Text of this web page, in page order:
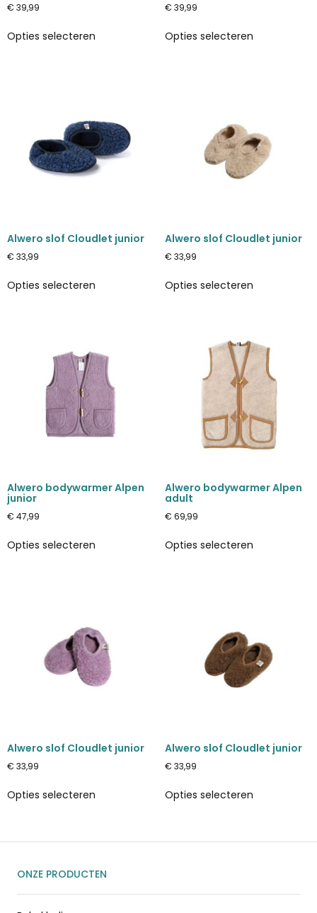
€ 39,99
Opties selecteren
€ 39,99
Opties selecteren
Alwero slof Cloudlet junior
€ 33,99
Opties selecteren
Alwero slof Cloudlet junior
€ 33,99
Opties selecteren
Alwero bodywarmer Alpen
junior
€ 47,99
Opties selecteren
Alwero bodywarmer Alpen
adult
€ 69,99
Opties selecteren
Alwero slof Cloudlet junior
€ 33,99
Opties selecteren
Alwero slof Cloudlet junior
€ 33,99
Opties selecteren
ONZE PRODUCTEN